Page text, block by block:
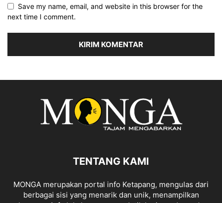
Save my name, email, and website in this browser for the
next time I comment.
TENTANG KAMI
MONGA merupakan portal info Ketapang, mengulas dari
berbagai sisi yang menarik dan unik, menampilkan